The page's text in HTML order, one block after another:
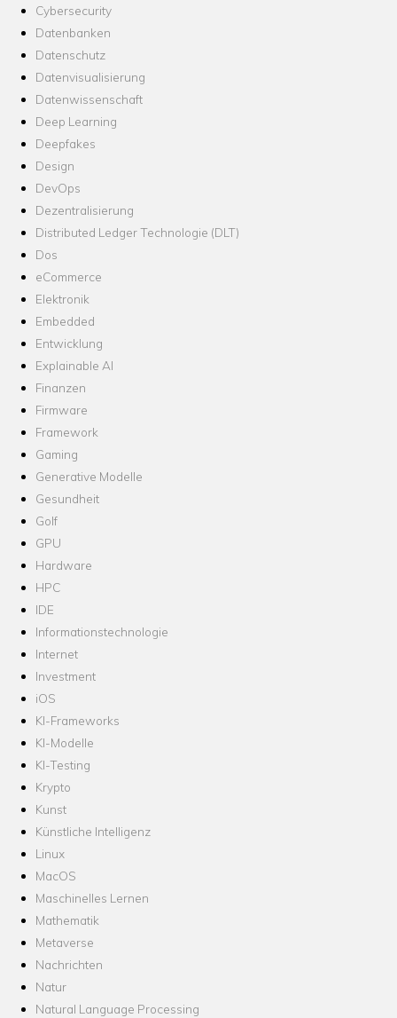
Cybersecurity
Datenbanken
Datenschutz
Datenvisualisierung
Datenwissenschaft
Deep Learning
Deepfakes
Design
DevOps
Dezentralisierung
Distributed Ledger Technologie (DLT)
Dos
eCommerce
Elektronik
Embedded
Entwicklung
Explainable AI
Finanzen
Firmware
Framework
Gaming
Generative Modelle
Gesundheit
Golf
GPU
Hardware
HPC
IDE
Informationstechnologie
Internet
Investment
iOS
KI-Frameworks
KI-Modelle
KI-Testing
Krypto
Kunst
Künstliche Intelligenz
Linux
MacOS
Maschinelles Lernen
Mathematik
Metaverse
Nachrichten
Natur
Natural Language Processing